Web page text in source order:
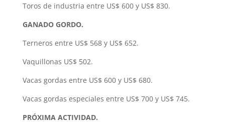
Toros de industria entre US$ 600 y US$ 830.
GANADO GORDO.
Terneros entre US$ 568 y US$ 652.
Vaquillonas US$ 502.
Vacas gordas entre US$ 600 y US$ 680.
Vacas gordas especiales entre US$ 700 y US$ 745.
PRÓXIMA ACTIVIDAD.